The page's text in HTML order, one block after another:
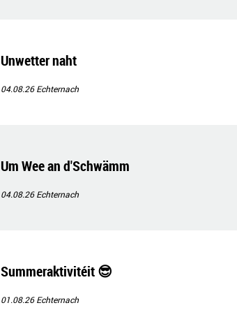
Unwetter naht
04.08.26Echternach
Um Wee an d'Schwämm
04.08.26Echternach
Summeraktivitéit 😎
01.08.26Echternach